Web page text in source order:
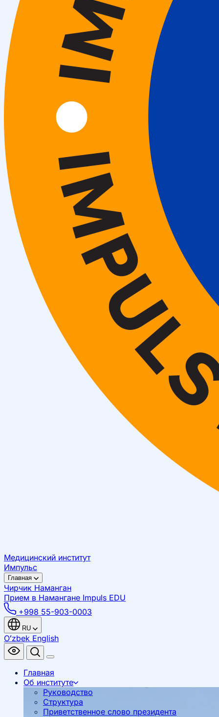
Медицинский институт
Импульс
Главная
Чирчик Наманган
Прием в Намангане Impuls EDU
+998 55-903-0003
RU
Oʻzbek English
Главная
Об институте
Руководство
Структура
Приветственное слово президента